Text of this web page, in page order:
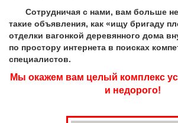
Сотрудничая с нами, вам больше не
такие объявления, как «ищу бригаду
отделки вагонкой деревянного дома
по простору интернета в поисках
специалистов.
Мы окажем вам целый комплекс
и недорого!